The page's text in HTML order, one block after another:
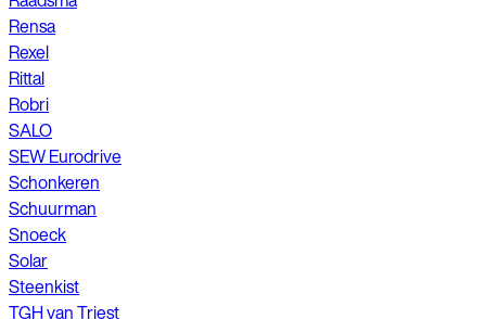
Rensa
Rexel
Rittal
Robri
SALO
SEW Eurodrive
Schonkeren
Schuurman
Snoeck
Solar
Steenkist
TGH van Triest